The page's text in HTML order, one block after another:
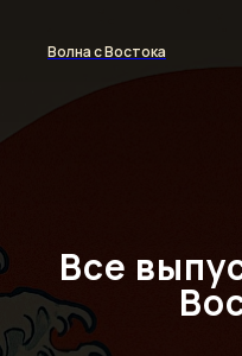
Волна с Востока
Все